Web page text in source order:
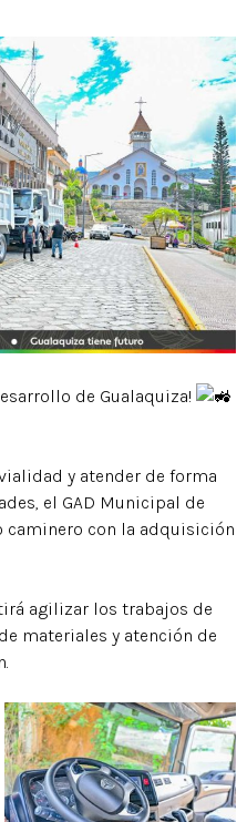
de Gualaquiza!
y atender de forma
el GAD Municipal de
caminero con la adquisición
agilizar los trabajos de
materiales y atención de